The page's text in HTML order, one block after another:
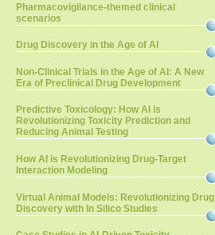
Pharmacovigilance-themed clinical
scenarios
Drug Discovery in the Age of AI
Non-Clinical Trials in the Age of AI: A New
Era of Preclinical Drug Development
Predictive Toxicology: How AI is
Revolutionizing Toxicity Prediction and
Reducing Animal Testing
How AI is Revolutionizing Drug-Target
Interaction Modeling
Virtual Animal Models: Revolutionizing Drug
Discovery with In Silico Studies